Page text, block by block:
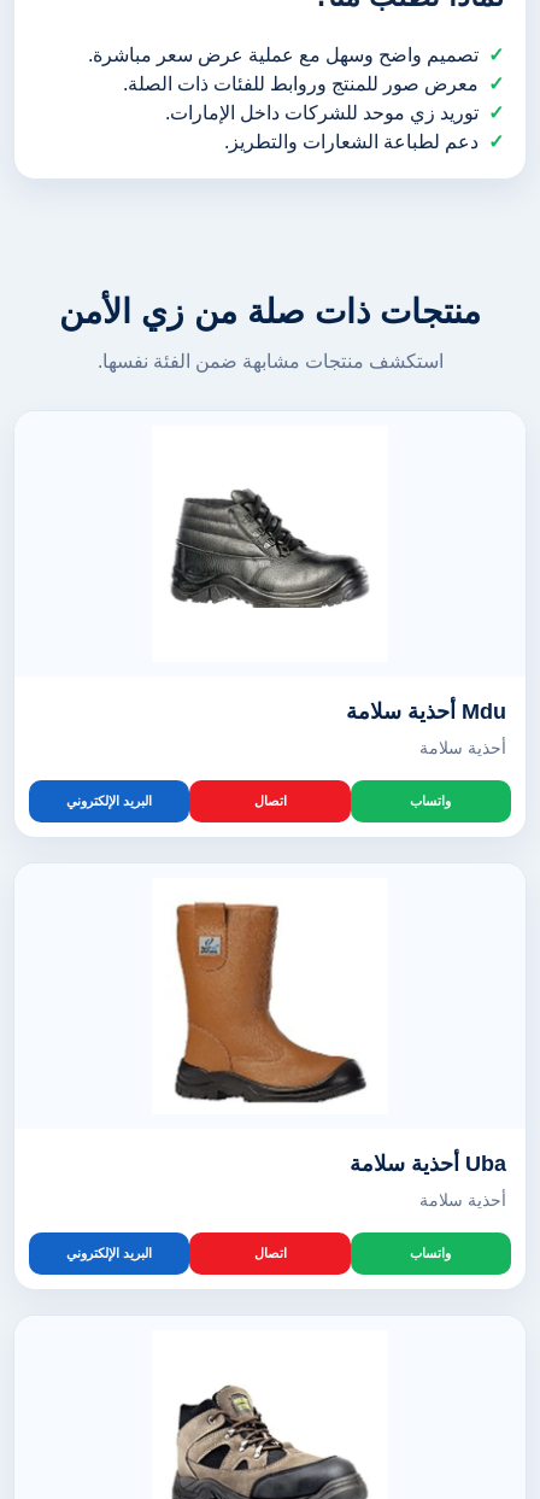
تصميم واضح وسهل مع عملية عرض سعر مباشرة.
معرض صور للمنتج وروابط للفئات ذات الصلة.
توريد زي موحد للشركات داخل الإمارات.
دعم لطباعة الشعارات والتطريز.
منتجات ذات صلة من زي الأمن
استكشف منتجات مشابهة ضمن الفئة نفسها.
Mdu أحذية سلامة
أحذية سلامة
واتساب اتصال البريد الإلكتروني
Uba أحذية سلامة
أحذية سلامة
واتساب اتصال البريد الإلكتروني